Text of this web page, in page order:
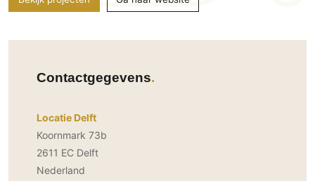
Vloerkleden
Afwerking
Wandafwerking
Beton Ciré
Behang / Wandtextiel
Contactgegevens
Locatie Delft
Koornmark 73b
2611 EC Delft
Nederland